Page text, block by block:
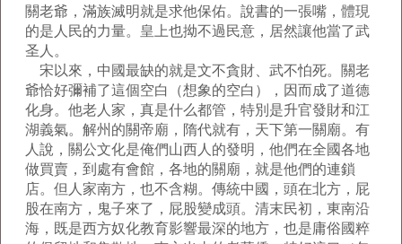
關老爺，滿族滅明就是求他保佑。說書的一張嘴，體現
的是人民的力量。皇上也拗不過民意，居然讓他當了武
圣人。
宋以來，中國最缺的就是文不貪財、武不怕死。關老
爺恰好彌補了這個空白（想象的空白），因而成了道德
化身。他老人家，真是什么都管，特別是升官發財和江
湖義氣。解州的關帝廟，隋代就有，天下第一關廟。有
人說，關公文化是俺們山西人的發明，他們在全國各地
做買賣，到處有會館，各地的關廟，就是他們的連鎖
店。但人家南方，也不含糊。傳統中國，頭在北方，屁
股在南方，鬼子來了，屁股變成頭。清末民初，東南沿
海，既是西方奴化教育影響最深的地方，也是庸俗國粹